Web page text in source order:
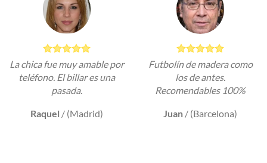
La chica fue muy amable por
teléfono. El billar es una
pasada.
Raquel / (Madrid)
Futbolín de madera como
los de antes.
Recomendables 100%
Juan / (Barcelona)